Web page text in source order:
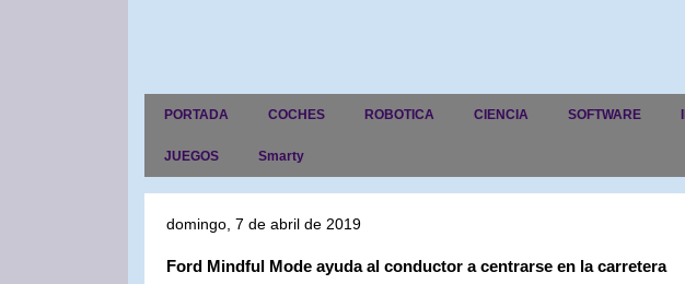
PORTADA COCHES ROBOTICA CIENCIA SOFTWARE
JUEGOS Smarty
domingo, 7 de abril de 2019
Ford Mindful Mode ayuda al conductor a centrarse en la carretera